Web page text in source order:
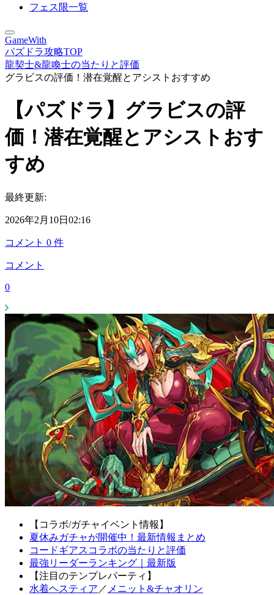
フェス限一覧
GameWith
パズドラ攻略TOP
龍契士&龍喚士の当たりと評価
グラビスの評価！潜在覚醒とアシストおすすめ
【パズドラ】グラビスの評
価！潜在覚醒とアシストおす
すめ
最終更新:
2026年2月10日02:16
コメント 0 件
コメント
0
【コラボ/ガチャイベント情報】
夏休みガチャが開催中！最新情報まとめ
コードギアスコラボの当たりと評価
最強リーダーランキング｜最新版
【注目のテンプレパーティ】
水着ヘスティア ／ メニット&チャオリン